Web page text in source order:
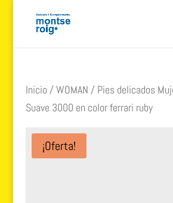
Inicio /WOMAN / Pies delicados
Suave 3000 en color ferrari ruby
¡Oferta!